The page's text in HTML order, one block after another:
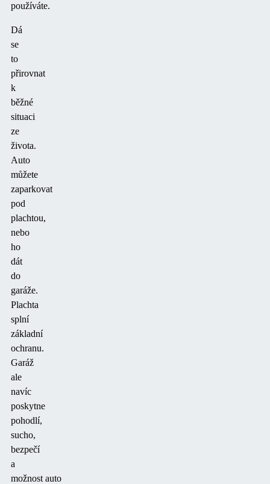
používáte.
Dá
se
to
přirovnat
k
běžné
situaci
ze
života.
Auto
můžete
zaparkovat
pod
plachtou,
nebo
ho
dát
do
garáže.
Plachta
splní
základní
ochranu.
Garáž
ale
navíc
poskytne
pohodlí,
sucho,
bezpečí
a
možnost auto